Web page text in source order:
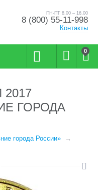
ПН-ПТ 8.00 – 16.00
8 (800) 55-11-998
Контакты
0
ГОРОДА
города России»